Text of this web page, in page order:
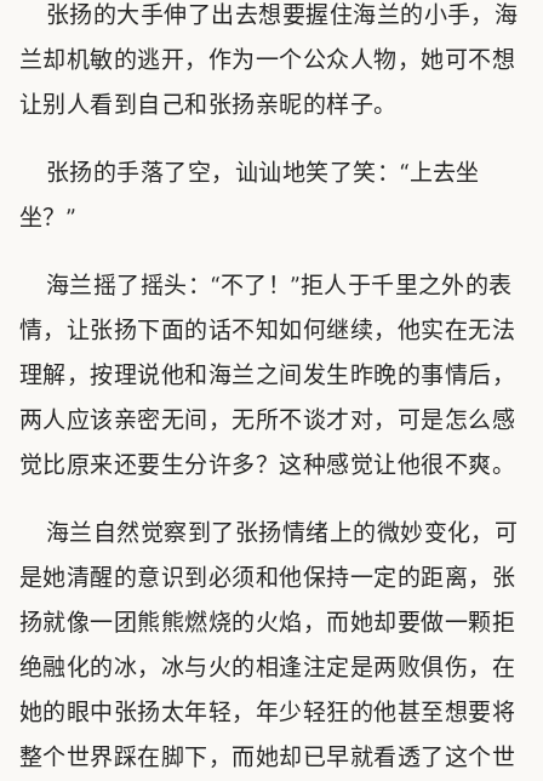
张扬的大手伸了出去想要握住海兰的小手，海
兰却机敏的逃开，作为一个公众人物，她可不想
让别人看到自己和张扬亲昵的样子。
张扬的手落了空，讪讪地笑了笑：“上去坐
坐？”
海兰摇了摇头：“不了！”拒人于千里之外的表
情，让张扬下面的话不知如何继续，他实在无法
理解，按理说他和海兰之间发生昨晚的事情后，
两人应该亲密无间，无所不谈才对，可是怎么感
觉比原来还要生分许多？这种感觉让他很不爽。
海兰自然觉察到了张扬情绪上的微妙变化，可
是她清醒的意识到必须和他保持一定的距离，张
扬就像一团熊熊燃烧的火焰，而她却要做一颗拒
绝融化的冰，冰与火的相逢注定是两败俱伤，在
她的眼中张扬太年轻，年少轻狂的他甚至想要将
整个世界踩在脚下，而她却已早就看透了这个世